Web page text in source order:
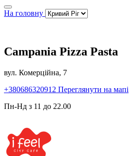
На головну
Campania Pizza Pasta
вул. Комерційна, 7
+380686320912 Переглянути на мапі
Пн-Нд з 11 до 22.00